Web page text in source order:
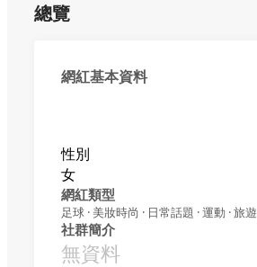
總覽
網紅基本資料
性別
女
網紅類型
足球 · 美妝時尚 · 日常話題 · 運動 · 旅遊
社群簡介
無資料